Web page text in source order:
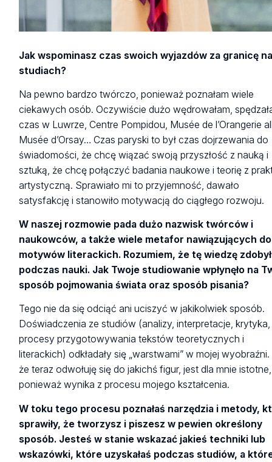
Jak wspominasz czas swoich wyjazdów za granicę
studiach?
Na pewno bardzo twórczo, ponieważ poznałam wiele
ciekawych osób. Oczywiście dużo wędrowałam,
czas w Luwrze, Centre Pompidou, Musée de l’Orangerie
Musée d’Orsay… Czas paryski to był czas dojrzewania do
świadomości, że chcę wiązać swoją przyszłość z nauką i
sztuką, że chcę połączyć badania naukowe i teorię z
artystyczną. Sprawiało mi to przyjemność, dawało
satysfakcję i stanowiło motywacją do ciągłego rozwoju.
W naszej rozmowie pada dużo nazwisk twórców i
naukowców, a także wiele metafor nawiązujących do
motywów literackich. Rozumiem, że tę wiedzę
podczas nauki. Jak Twoje studiowanie wpłynęło na
sposób pojmowania świata oraz sposób pisania?
Tego nie da się odciąć ani uciszyć w jakikolwiek sposób.
Doświadczenia ze studiów (analizy, interpretacje, krytyka,
procesy przygotowywania tekstów teoretycznych i
literackich) odkładały się „warstwami” w mojej wyobraźni.
że teraz odwołuję się do jakichś figur, jest dla mnie istotne,
ponieważ wynika z procesu mojego kształcenia.
W toku tego procesu poznałaś narzędzia i metody,
sprawiły, że tworzysz i piszesz w pewien określony
sposób. Jesteś w stanie wskazać jakieś techniki lub
wskazówki, które uzyskałaś podczas studiów, a